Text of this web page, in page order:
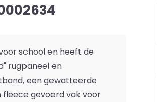
school en heeft de
rugpaneel en
een gewatteerde
gevoerd vak voor